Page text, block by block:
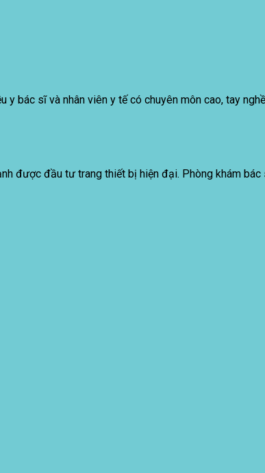
bác sĩ và nhân viên y tế có chuyên môn cao, tay
được đầu tư trang thiết bị hiện đại. Phòng khám